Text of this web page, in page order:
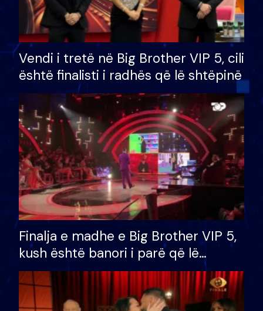
Vendi i tretë në Big Brother VIP 5, cili
është finalisti i radhës që lë shtëpinë
Finalja e madhe e Big Brother VIP 5,
kush është banori i parë që lë
shtëpinë dhe humb mundësinë për
të fituar çmimin e madh